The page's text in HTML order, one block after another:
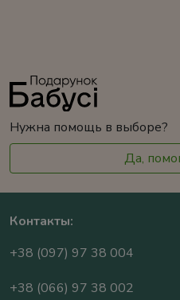
Нужна помощь в выборе?
Да,
Контакты:
+38 (097) 97 38 004
+38 (066) 97 38 002